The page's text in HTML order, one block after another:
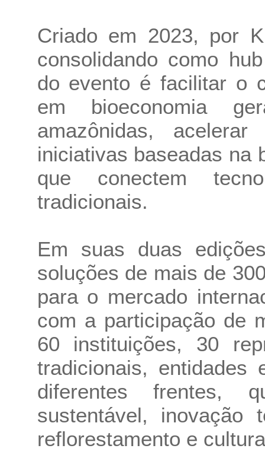
Criado em 2023, por
consolidando como
do evento é facilitar o
em bioeconomia
amazônidas,
iniciativas baseadas na
que conectem
tradicionais.
Em suas duas
soluções de mais de
para o mercado
com a participação de
60 instituições, 30
tradicionais, entidades
diferentes frentes,
sustentável, inovação
reflorestamento e